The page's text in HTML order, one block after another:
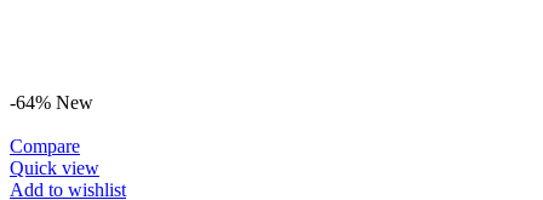
-64% New
Compare
Quick view
Add to wishlist